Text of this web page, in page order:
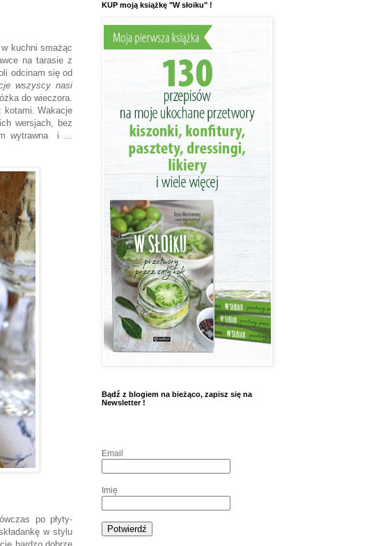
kuchni smażąc
na tarasie z
odcinam się od
wszyscy nasi
do wieczora.
kotami. Wakacje
wersjach, bez
wytrawna i ...
po płyty-
w stylu
KUP moją książkę "W słoiku" !
Bądź z blogiem na bieżąco, zapisz się na
Newsletter !
Email
Imię